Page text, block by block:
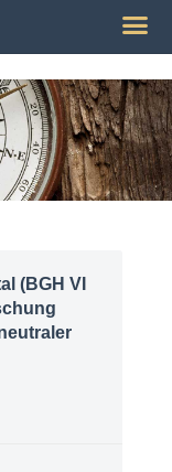
(BGH VI